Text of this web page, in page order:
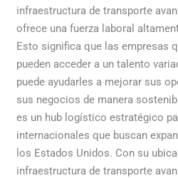
infraestructura de transporte
ofrece una fuerza laboral
Esto significa que las empresas
pueden acceder a un talento
puede ayudarles a mejorar sus
sus negocios de manera
es un hub logístico estratégico
internacionales que buscan
los Estados Unidos. Con su
infraestructura de transporte